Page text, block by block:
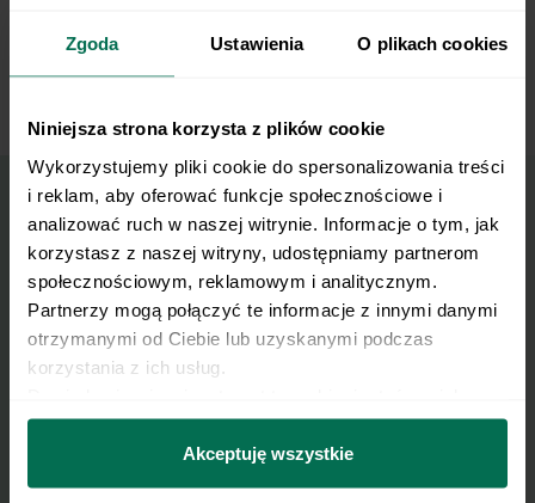
Zgoda Ustawienia O plikach cookies
Niniejsza strona korzysta z plików cookie
Wykorzystujemy pliki cookie do spersonalizowania treści
i reklam, aby oferować funkcje społecznościowe i
analizować ruch w naszej witrynie. Informacje o tym, jak
korzystasz z naszej witryny, udostępniamy partnerom
społecznościowym, reklamowym i analitycznym.
Partnerzy mogą połączyć te informacje z innymi danymi
otrzymanymi od Ciebie lub uzyskanymi podczas
korzystania z ich usług.
można się z nami skontaktować i w jaki sposób
przetwarzamy dane osobowe w ramach
prywatności.
Akceptuję wszystkie
lodówki nawet na całą noc, aby biszkopty
Wyślij przepis na e-mail
Nasze najlepsze przepisy, prosto na Twoja
skrzynkę e-mail.
Zapisz się do naszego Newslettera